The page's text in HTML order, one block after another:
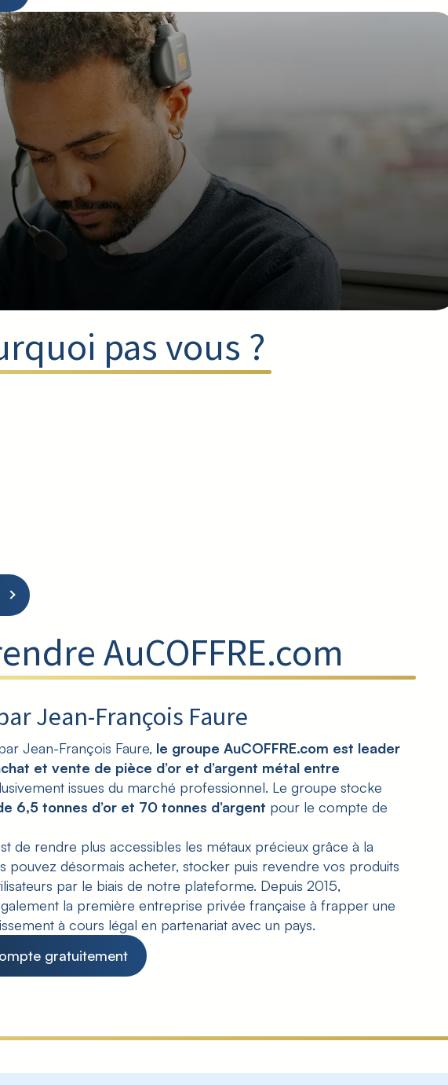
?
service
à toutes vos questions !
pas vous ?
AuCOFFRE.com
Jean-François Faure
Jean-François Faure, le groupe AuCOFFRE.com est leader
et vente de pièce d’or et d’argent métal entre
issues du marché professionnel. Le groupe stocke
6,5 tonnes d’or et 70 tonnes d’argent pour le compte de
de rendre plus accessibles les métaux précieux grâce à la
pouvez désormais acheter, stocker puis revendre vos produits
par le biais de notre plateforme. Depuis 2015,
la première entreprise privée française à frapper une
à cours légal en partenariat avec un pays.
gratuitement